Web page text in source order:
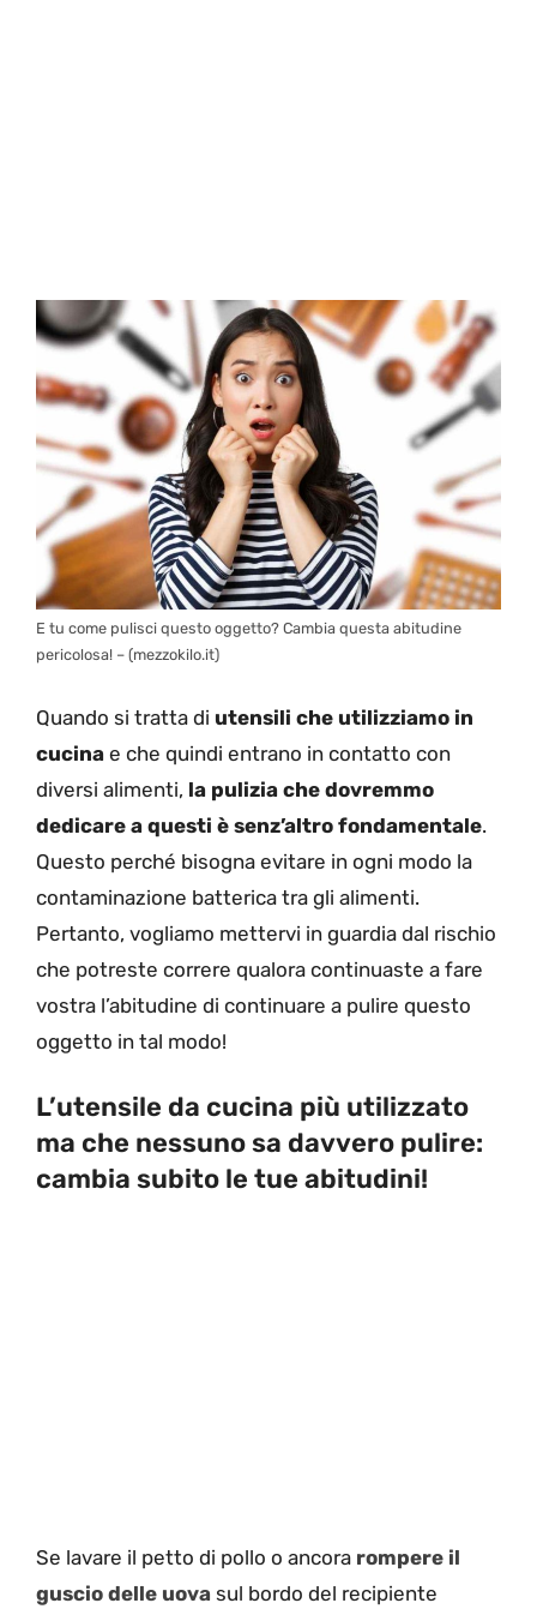
E tu come pulisci questo oggetto? Cambia questa abitudine
pericolosa! – (mezzokilo.it)
Quando si tratta di utensili che utilizziamo in
cucina e che quindi entrano in contatto con
diversi alimenti, la pulizia che dovremmo
dedicare a questi è senz’altro fondamentale.
Questo perché bisogna evitare in ogni modo la
contaminazione batterica tra gli alimenti.
Pertanto, vogliamo mettervi in guardia dal rischio
che potreste correre qualora continuaste a fare
vostra l’abitudine di continuare a pulire questo
oggetto in tal modo!
L’utensile da cucina più utilizzato
ma che nessuno sa davvero pulire:
cambia subito le tue abitudini!
Se lavare il petto di pollo o ancora rompere il
guscio delle uova sul bordo del recipiente